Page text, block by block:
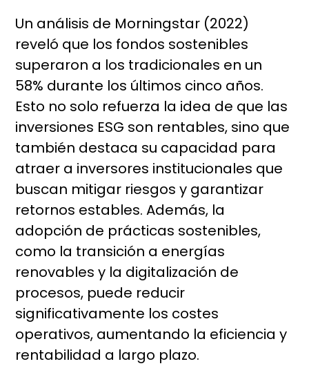
Un análisis de Morningstar (2022)
reveló que los fondos sostenibles
superaron a los tradicionales en un
58% durante los últimos cinco años.
Esto no solo refuerza la idea de que las
inversiones ESG son rentables, sino que
también destaca su capacidad para
atraer a inversores institucionales que
buscan mitigar riesgos y garantizar
retornos estables. Además, la
adopción de prácticas sostenibles,
como la transición a energías
renovables y la digitalización de
procesos, puede reducir
significativamente los costes
operativos, aumentando la eficiencia y
rentabilidad a largo plazo.